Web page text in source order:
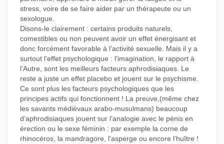
stress, voire de se faire aider par un thérapeute ou un
sexologue.
Disons-le clairement : certains produits naturels,
comestibles ou non peuvent avoir un effet énergisant et
donc forcément favorable à l’activité sexuelle. Mais il y a
surtout l’effet psychologique : l’imagination, le rapport à
l’Autre, sont les meilleurs facteurs aphrodisiaques. Le
reste a juste un effet placebo et jouent sur le psychisme.
Ce sont plus les facteurs psychologiques que les
principes actifs qui fonctionnent ! La preuve,(même chez
les savants médiévaux arabo-musulmans) beaucoup
d’aphrodisiaques jouent sur l’analogie avec le pénis en
érection ou le sexe féminin : par exemple la corne de
rhinocéros, la mandragore, l’asperge ou encore l’huître !